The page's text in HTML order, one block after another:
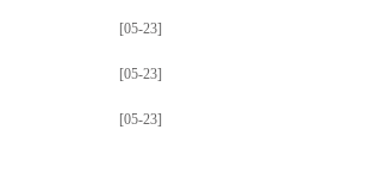
[05-23]
[05-23]
[05-23]